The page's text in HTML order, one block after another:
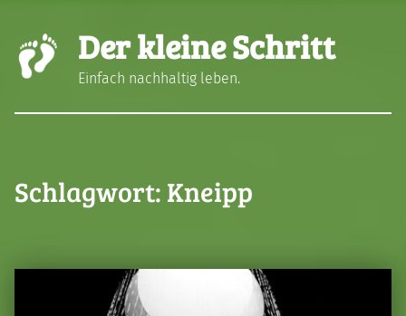
Der kleine Schritt
Einfach nachhaltig leben.
Schlagwort: Kneipp